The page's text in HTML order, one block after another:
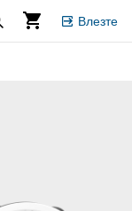
Влезте